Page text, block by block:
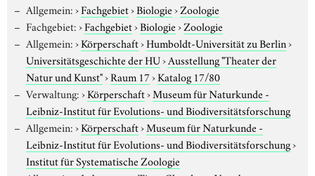
Allgemein:›Fachgebiet›Biologie›Zoologie
Fachgebiet:›Fachgebiet›Biologie›Zoologie
Allgemein:›Körperschaft›Humboldt-Universität zu Berlin›
Universitätsgeschichte der HU›Ausstellung "Theater der
Natur und Kunst"›Raum 17›Katalog 17/80
Verwaltung:›Körperschaft›Museum für Naturkunde -
Leibniz-Institut für Evolutions- und Biodiversitätsforschung
Allgemein:›Körperschaft›Museum für Naturkunde -
Leibniz-Institut für Evolutions- und Biodiversitätsforschung›
Institut für Systematische Zoologie